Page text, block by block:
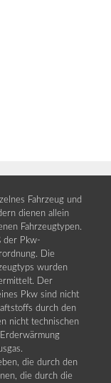
Fahrzeug und
dienen allein
Fahrzeugtypen.
der Pkw-
Die
wurden
Der
Pkw sind nicht
durch den
nicht technischen
die durch den
die durch die